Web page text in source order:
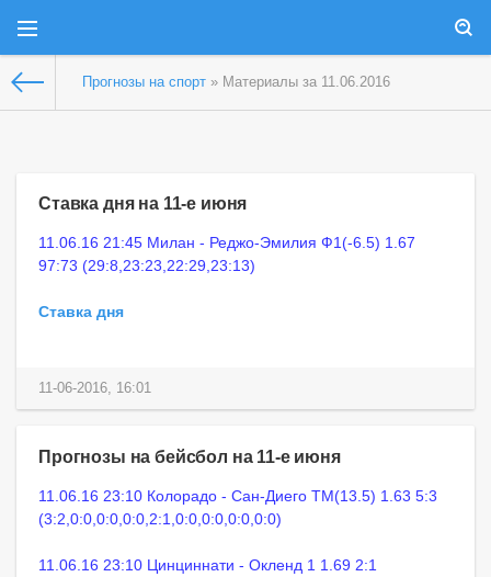
Прогнозы на спорт » Материалы за 11.06.2016
Ставка дня на 11-е июня
11.06.16 21:45 Милан - Реджо-Эмилия Ф1(-6.5) 1.67
97:73 (29:8,23:23,22:29,23:13)
Ставка дня
11-06-2016, 16:01
Прогнозы на бейсбол на 11-е июня
11.06.16 23:10 Колорадо - Сан-Диего ТМ(13.5) 1.63 5:3
(3:2,0:0,0:0,0:0,2:1,0:0,0:0,0:0,0:0)
11.06.16 23:10 Цинциннати - Окленд 1 1.69 2:1